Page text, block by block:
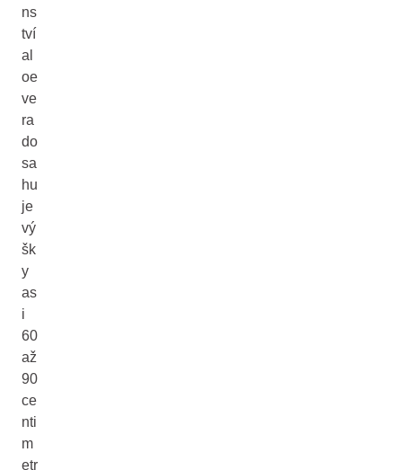
ns
tví
al
oe
ve
ra
do
sa
hu
je
vý
šk
y
as
i
60
až
90
ce
nti
m
etr